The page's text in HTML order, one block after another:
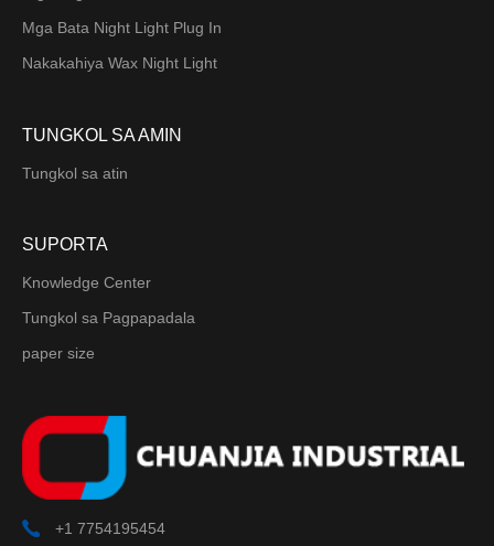
Mga Bata Night Light Plug In
Nakakahiya Wax Night Light
TUNGKOL SA AMIN
Tungkol sa atin
SUPORTA
Knowledge Center
Tungkol sa Pagpapadala
paper size
+1 7754195454